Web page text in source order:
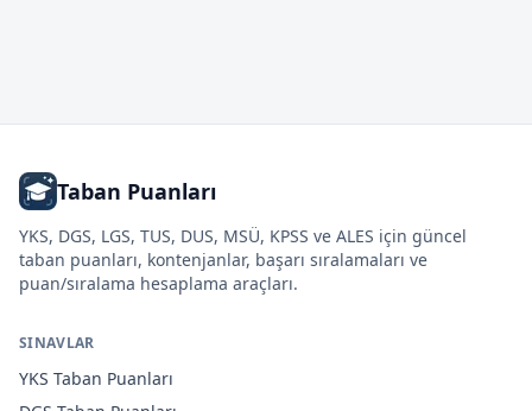
Taban Puanları
YKS, DGS, LGS, TUS, DUS, MSÜ, KPSS ve ALES için güncel
taban puanları, kontenjanlar, başarı sıralamaları ve
puan/sıralama hesaplama araçları.
SINAVLAR
YKS Taban Puanları